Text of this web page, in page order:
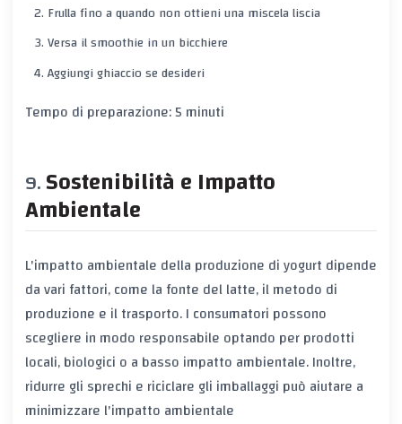
Frulla fino a quando non ottieni una miscela liscia
Versa il smoothie in un bicchiere
Aggiungi ghiaccio se desideri
Tempo di preparazione: 5 minuti
Sostenibilità e Impatto
Ambientale
L'impatto ambientale della produzione di yogurt dipende
da vari fattori, come la fonte del latte, il metodo di
produzione e il trasporto. I consumatori possono
scegliere in modo responsabile optando per prodotti
locali, biologici o a basso impatto ambientale. Inoltre,
ridurre gli sprechi e riciclare gli imballaggi può aiutare a
minimizzare l'impatto ambientale